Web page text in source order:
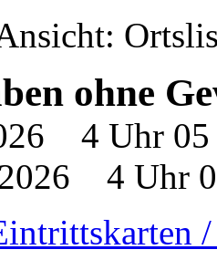
ohne
4 Uhr 05
4 Uhr